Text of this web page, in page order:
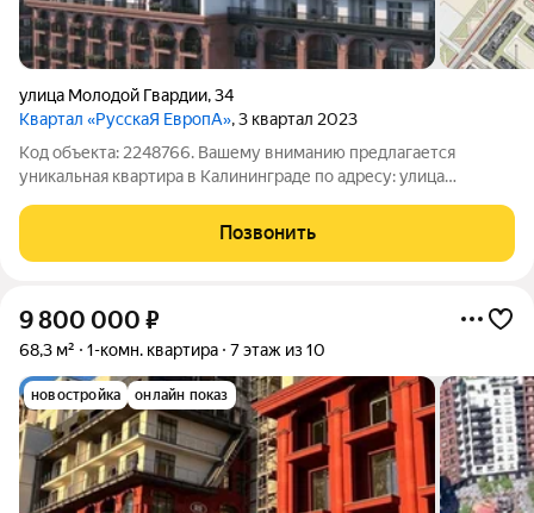
улица Молодой Гвардии,34
Квартал «РусскаЯ ЕвропА», 3 квартал 2023
Код объекта: 2248766. Вашему вниманию предлагается
уникальная квартира в Калининграде по адресу: улица
ищет комфортное жильё в современном доме. Квартира
расположена на 10-м этаже
Позвонить
9 800 000 ₽
68,3 м² 1-комн. квартира 7 этаж из 10
новостройка онлайн показ